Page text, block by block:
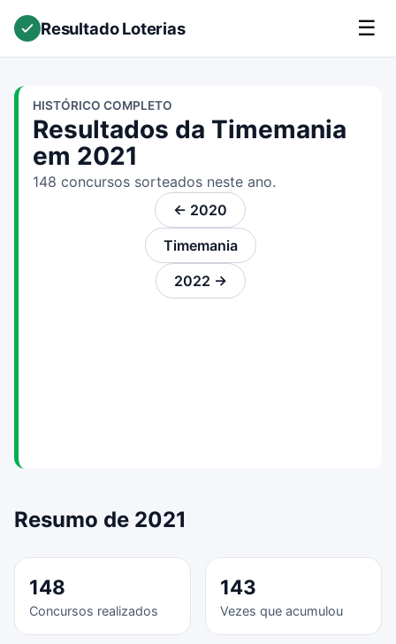
Resultado Loterias ☰
HISTÓRICO COMPLETO
Resultados da Timemania
em 2021
148 concursos sorteados neste ano.
← 2020
Timemania
2022 →
Resumo de 2021
148
Concursos realizados
143
Vezes que acumulou